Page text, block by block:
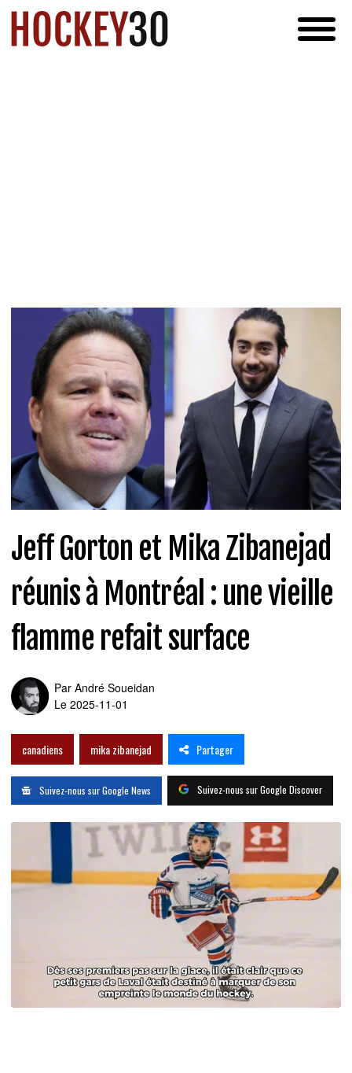
Jeff Gorton et Mika Zibanejad
réunis à Montréal : une vieille
flamme refait surface
Par André Soueidan
Le 2025-11-01
canadiens mika zibanejad Partager
Suivez-nous sur Google News Suivez-nous sur Google Discover